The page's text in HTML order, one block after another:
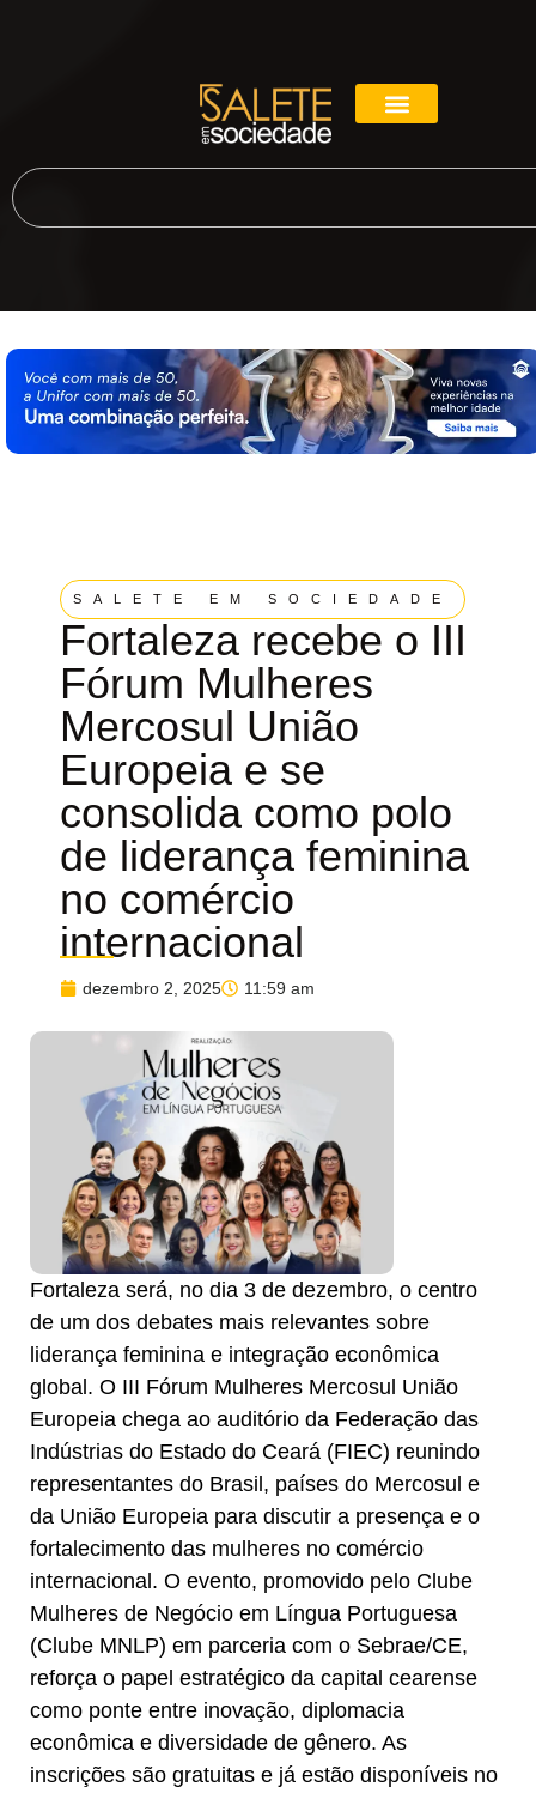
SALETE EM SOCIEDADE
Fortaleza recebe o III
Fórum Mulheres
Mercosul União
Europeia e se
consolida como polo
de liderança feminina
no comércio
internacional
dezembro 2, 2025 11:59 am
Fortaleza será, no dia 3 de dezembro, o centro
de um dos debates mais relevantes sobre
liderança feminina e integração econômica
global. O III Fórum Mulheres Mercosul União
Europeia chega ao auditório da Federação das
Indústrias do Estado do Ceará (FIEC) reunindo
representantes do Brasil, países do Mercosul e
da União Europeia para discutir a presença e o
fortalecimento das mulheres no comércio
internacional. O evento, promovido pelo Clube
Mulheres de Negócio em Língua Portuguesa
(Clube MNLP) em parceria com o Sebrae/CE,
reforça o papel estratégico da capital cearense
como ponte entre inovação, diplomacia
econômica e diversidade de gênero. As
inscrições são gratuitas e já estão disponíveis no